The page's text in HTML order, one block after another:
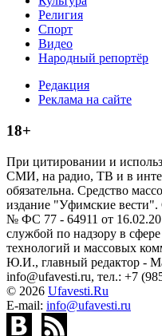
Религия
Спорт
Видео
Народный репортёр
Редакция
Реклама на сайте
18+
При цитировании и
СМИ, на радио, ТВ и в
обязательна. Средство
издание "Уфимские вести".
№ ФС 77 - 64911 от
службой по надзору в
технологий и массовых
Ю.И., главный редактор -
info@ufavesti.ru, тел.: +7
© 2026 Ufavesti.Ru
E-mail: info@ufavesti.ru